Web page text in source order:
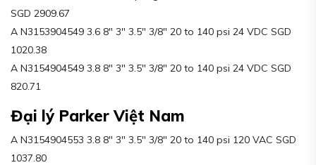
SGD 2909.67
A N3153904549 3.6 8″ 3″ 3.5″ 3/8″ 20 to 140 psi 24 VDC SGD
1020.38
A N3154904549 3.8 8″ 3″ 3.5″ 3/8″ 20 to 140 psi 24 VDC SGD
820.71
Đại lý Parker Việt Nam
A N3154904553 3.8 8″ 3″ 3.5″ 3/8″ 20 to 140 psi 120 VAC SGD
1037.80